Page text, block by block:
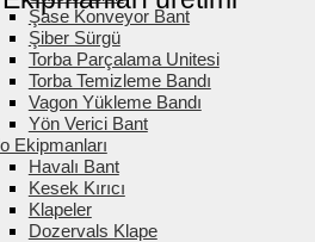
Şase Konveyor Bant
Şiber Sürgü
Torba Parçalama Unitesi
Torba Temizleme Bandı
Vagon Yükleme Bandı
Yön Verici Bant
Ekipmanları
Havalı Bant
Kesek Kırıcı
Klapeler
Dozervals Klape